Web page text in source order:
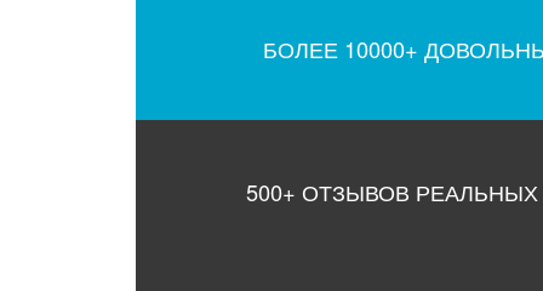
БОЛЕЕ 10000+
500+ ОТЗЫВОВ